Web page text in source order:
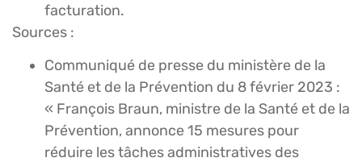
facturation.
Sources :
Communiqué de presse du ministère de la
Santé et de la Prévention du 8 février 2023 :
« François Braun, ministre de la Santé et de la
Prévention, annonce 15 mesures pour
réduire les tâches administratives des